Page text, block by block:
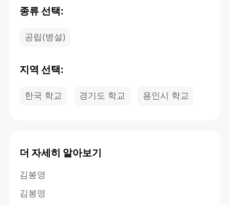
종류 선택:
공립(병설)
지역 선택:
한국 학교 경기도 학교 용인시 학교
더 자세히 알아보기
김봉영
김봉영